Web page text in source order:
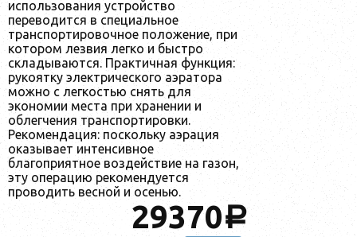
использования устройство
переводится в специальное
транспортировочное положение, при
котором лезвия легко и быстро
складываются. Практичная функция:
рукоятку электрического аэратора
можно с легкостью снять для
экономии места при хранении и
облегчения транспортировки.
Рекомендация: поскольку аэрация
оказывает интенсивное
благоприятное воздействие на газон,
эту операцию рекомендуется
проводить весной и осенью.
29370a